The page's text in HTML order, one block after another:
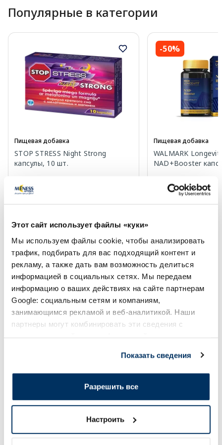
Этот сайт использует файлы «куки»
Мы используем файлы cookie, чтобы анализировать
трафик, подбирать для вас подходящий контент и
рекламу, а также дать вам возможность делиться
информацией в социальных сетях. Мы передаем
информацию о ваших действиях на сайте партнерам
Google: социальным сетям и компаниям,
занимающимся рекламой и веб-аналитикой. Наши
партнеры могут комбинировать эти сведения с
Показать сведения
Разрешить все
Настроить
Популярные в категории
Пищевая добавка
STOP STRESS Night Strong
капсулы, 10 шт.
5.89 €
В корзину
-50%
Пищевая добавка
WALMARK
NAD+Booster
27.00 € 53.99 €
Page 1 of 10
Солнечная защита летом ☀️
Более...
EUCERIN Kids Dry Touch SPF 50+
EUCERIN Sun Oil